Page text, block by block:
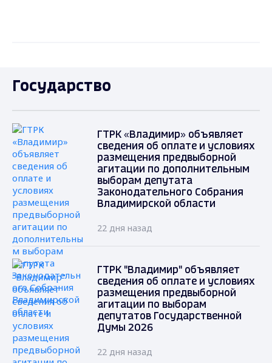
Государство
ГТРК «Владимир» объявляет
сведения об оплате и условиях
размещения предвыборной
агитации по дополнительным
выборам депутата
Законодательного Собрания
Владимирской области
22 дня назад
ГТРК "Владимир" объявляет
сведения об оплате и условиях
размещения предвыборной
агитации по выборам
депутатов Государственной
Думы 2026
22 дня назад